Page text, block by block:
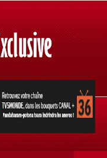
dans les bouquets
indrindra ho